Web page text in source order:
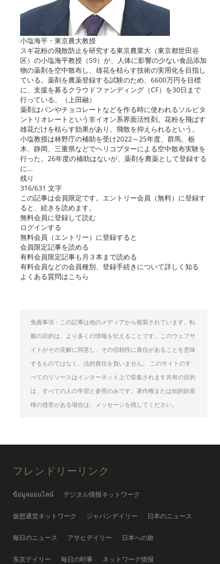
小塩海平・東京農大教授
スギ花粉の飛散防止を研究する東京農業大（東京都世田谷
区）の小塩海平教授（59）が、人体に影響の少ない食品添加
物の薬剤を空中散布し、雄花を枯らす技術の実用化を目指し
ている。薬剤を農薬登録する試験のため、6600万円を目標
に、支援を募るクラウドファンディング（CF）を30日まで
行っている。（上田融）
薬剤はパンやチョコレートなどを作る時に使われるソルビタ
ントリオレートという非イオン系界面活性剤。花粉を飛ばす
雄花だけを枯らす効果があり、飛散を抑えられるという。
小塩教授は林野庁の補助を受け2022～25年度、群馬、栃
木、静岡、三重県などでヘリコプターによる空中散布実験を
行った。26年度の補助はないが、薬剤を農薬として登録する
に...
残り
316/631 文字
この記事は会員限定です。エントリー会員（無料）に登録す
ると、続きを読めます。
無料会員に登録して読む
ログインする
無料会員（エントリー）に登録すると
会員限定記事を読める
有料会員限定記事も月３本まで読める
有料会員などの会員種別、登録手続きについて詳しく知る
よくある質問はこちら
免責事項：この記事は他のメディアから複製されています。転
載の目的は、より多くの情報を伝えることです。このウェブサ
イトがその見解に同意し、その信頼性に責任があることを意味
するものではなく、法的責任を負いません。 このサイトのす
べてのリソースはインターネット上で収集されます共有の目的
は、すべての人の学習と参照のみです。著作権または知的財産
権の侵害がある場合は、メッセージを残してください。
フレンドリーリンク
ข้อมูลออนไลน์ デジタル情报ネットワーク
仮想通货ネットワーク ジャパンデイリー 日本のニュース
毎日のニュース アサヒデイリー 日本への旅
东京デイリー 毎日の时事 ネットワーク情报